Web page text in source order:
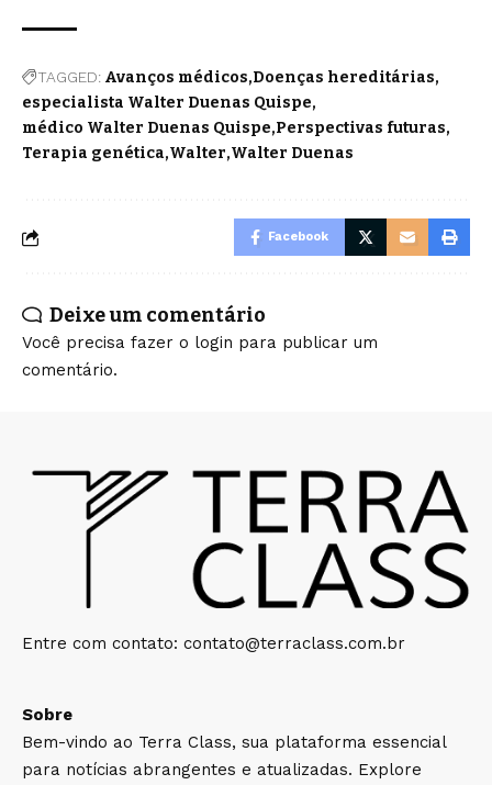
TAGGED: Avanços médicos Doenças hereditárias
especialista Walter Duenas Quispe
médico Walter Duenas Quispe Perspectivas futuras
Terapia genética Walter Walter Duenas
Facebook
Deixe um comentário
Você precisa fazer o login para publicar um
comentário.
Entre com contato: contato@terraclass.com.br
Sobre
Bem-vindo ao Terra Class, sua plataforma essencial
para notícias abrangentes e atualizadas. Explore